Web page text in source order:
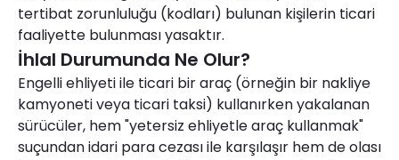
tertibat zorunluluğu (kodları) bulunan kişilerin ticari
faaliyette bulunması yasaktır.
İhlal Durumunda Ne Olur?
Engelli ehliyeti ile ticari bir araç (örneğin bir nakliye
kamyoneti veya ticari taksi) kullanırken yakalanan
sürücüler, hem "yetersiz ehliyetle araç kullanmak"
suçundan idari para cezası ile karşılaşır hem de olası